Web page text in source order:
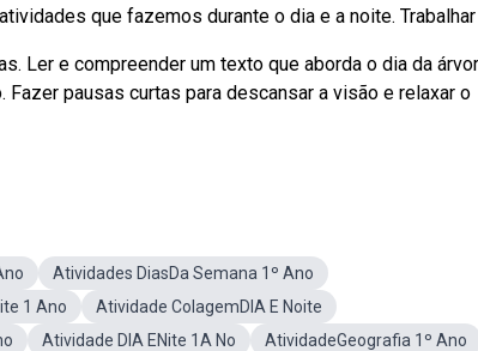
que fazemos durante o dia e a noite. Trabalhar
Ler e compreender um texto que aborda o dia da
pausas curtas para descansar a visão e relaxar o
Atividades DiasDa Semana 1º Ano
1 Ano
Atividade ColagemDIA E Noite
Atividade DIA ENite 1A No
AtividadeGeografia 1º Ano